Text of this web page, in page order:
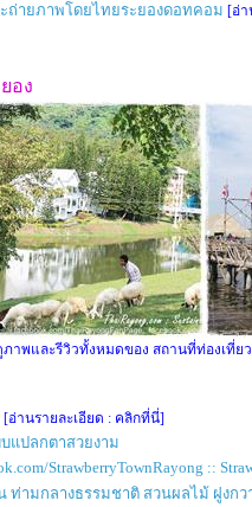
ะถ่ายภาพโดยไทยระยองดอทคอม [อ่า
อง
าพและรีวิวทั้งหมดของ สถานที่ท่องเที่
[อ่านรายละเอียด : คลิกที่นี่]
แปลกตาสวยงาม
::
ท่ามกลางธรรมชาติ สวนผลไม้ ฝูง